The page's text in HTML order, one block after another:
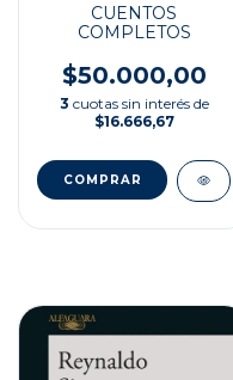
CUENTOS
COMPLETOS
$50.000,00
3 cuotas sin interés de
$16.666,67